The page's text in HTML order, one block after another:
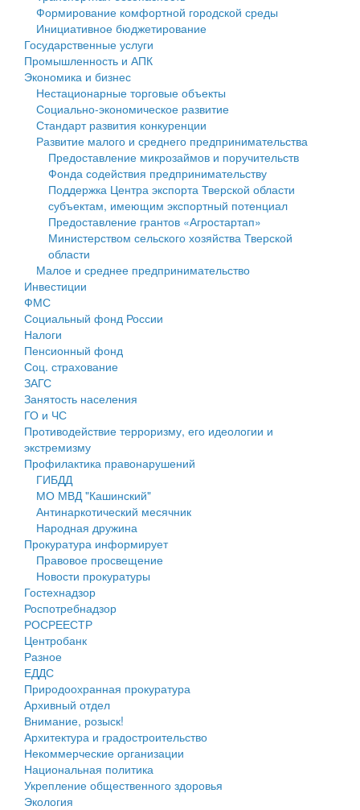
Государственные услуги
Промышленность и АПК
Экономика и бизнес
Символика
Устав
Гостям округа
Туризм
Культура
Образование
Здравоохранение
Социальная защита
Фотоальбом
муниципального округа Тверской области
Администрация Кашинского муниципального округа
Тверской области
Управление сельскими территориями
Открытые данные
Работа с обращениями граждан
Муниципальный контроль
Муниципальные услуги
Проекты административных регламентов
Антимонопольный комплаенс
Противодействие коррупции
Финансовое управление
Бюджет для граждан
Имущество
Выявление правообладателей ранее учтенных
объектов недвижимости
Имущественная поддержка субъектов малого и
среднего предпринимательства
Информационная поддержка субъектов малого и
среднего предпринимательства
Муниципальные программы
Контрольно-счетная палата
Персональные данные
Оценка регулирующего воздействия
Деятельность МУ
Нормативы градостроительного проектирования
Правила землепользования и застройки
Генеральные планы
Проекты планировки территории
Собрание депутатов
Городское поселение
Сельские поселения
Формирование комфортной городской среды
Инициативное бюджетирование
Государственные услуги
Промышленность и АПК
Экономика и бизнес
Нестационарные торговые объекты
Социально-экономическое развитие
Стандарт развития конкуренции
Развитие малого и среднего предпринимательства
Предоставление микрозаймов и поручительств
Фонда содействия предпринимательству
Поддержка Центра экспорта Тверской области
субъектам, имеющим экспортный потенциал
Предоставление грантов «Агростартап»
Министерством сельского хозяйства Тверской
области
Малое и среднее предпринимательство
Инвестиции
ФМС
Социальный фонд России
Налоги
Пенсионный фонд
Соц. страхование
ЗАГС
Занятость населения
ГО и ЧС
Противодействие терроризму, его идеологии и
экстремизму
Профилактика правонарушений
ГИБДД
МО МВД "Кашинский"
Антинаркотический месячник
Народная дружина
Прокуратура информирует
Правовое просвещение
Новости прокуратуры
Гостехнадзор
Роспотребнадзор
РОСРЕЕСТР
Центробанк
Разное
ЕДДС
Природоохранная прокуратура
Архивный отдел
Внимание, розыск!
Архитектура и градостроительство
Некоммерческие организации
Национальная политика
Укрепление общественного здоровья
Экология